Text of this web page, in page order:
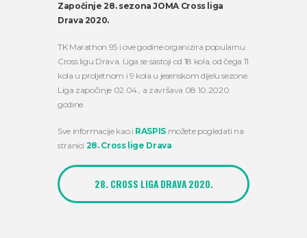
Započinje 28. sezona JOMA Cross liga
Drava 2020.
TK Marathon 95 i ove godine organizira popularnu
Cross ligu Drava. Liga se sastoji od 18 kola, od čega 11
kola u proljetnom i 9 kola u jesenskom dijelu sezone.
Liga započinje 02.04., a završava 08.10.2020.
godine.
Sve informacije kao i RASPISmožete pogledati na
stranici 28. Cross lige Drava
28. CROSS LIGA DRAVA 2020.